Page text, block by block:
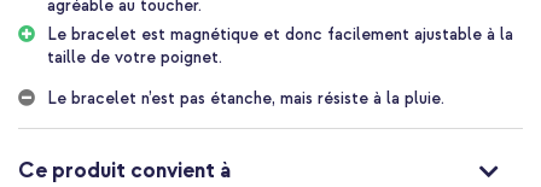
acier inoxydable de haute qualité. Le bracelet en acier inoxydable
tressé s'adapte bien à votre poignet et est agréable au toucher.
De plus, votre smartwatch a une apparence luxueuse grâce à
Fermeture magnétique puissante
facile à ajuster à la circonférence de votre poignet. De plus, le
agréable au toucher.
Le bracelet est magnétique et donc facilement ajustable à la
taille de votre poignet.
Le bracelet n’est pas étanche, mais résiste à la pluie.
Ce produit convient à